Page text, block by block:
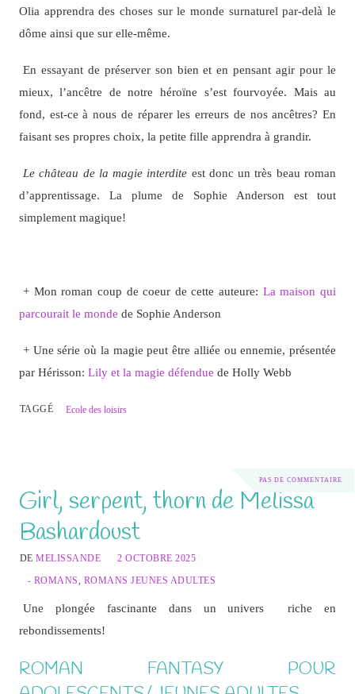
Olia apprendra des choses sur le monde surnaturel par-delà le
dôme ainsi que sur elle-même.
En essayant de préserver son bien et en pensant agir pour le
mieux, l’ancêtre de notre héroïne s’est fourvoyée. Mais au
fond, est-ce à nous de réparer les erreurs de nos ancêtres? En
faisant ses propres choix, la petite fille apprendra à grandir.
Le château de la magie interdite est donc un très beau roman
d’apprentissage. La plume de Sophie Anderson est tout
simplement magique!
+ Mon roman coup de coeur de cette auteure: La maison qui
parcourait le monde de Sophie Anderson
+ Une série où la magie peut être alliée ou ennemie, présentée
par Hérisson: Lily et la magie défendue de Holly Webb
TAGGÉ Ecole des loisirs
PAS DE COMMENTAIRE
Girl, serpent, thorn de Melissa
Bashardoust
DEMELISSANDE
2 OCTOBRE 2025
- ROMANS, ROMANS JEUNES ADULTES
Une plongée fascinante dans un univers riche en
rebondissements!
ROMAN FANTASY POUR